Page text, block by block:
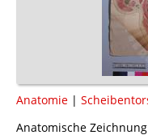
Anatomie |
Anatomische